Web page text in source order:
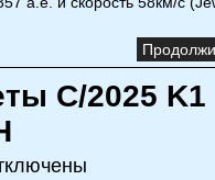
C/2025 K1